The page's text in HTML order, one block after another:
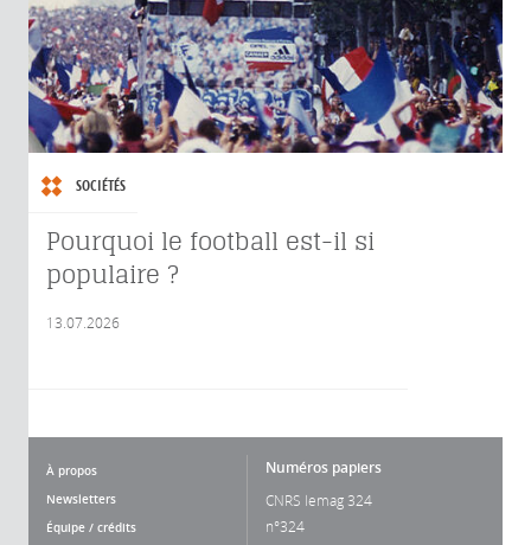
SOCIÉTÉS
Pourquoi le football est-il si
populaire ?
13.07.2026
À propos
Newsletters
Équipe / crédits
Numéros papiers
CNRS lemag 324
n°324